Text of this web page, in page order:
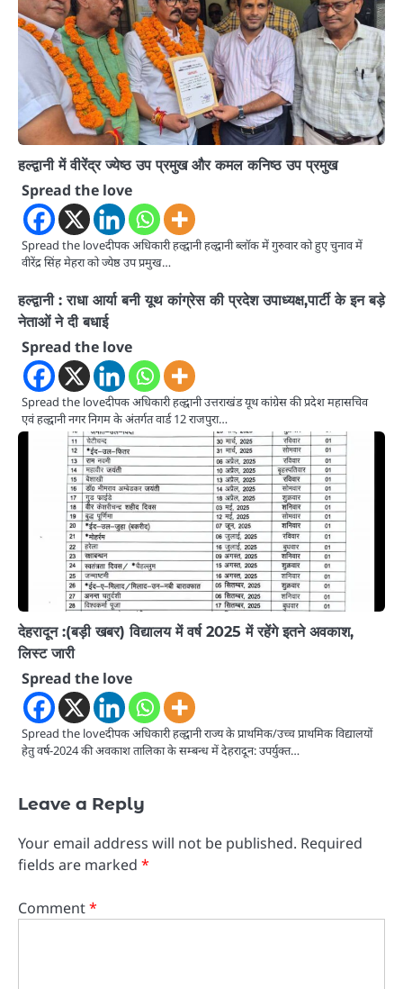
हल्द्वानी में वीरेंद्र ज्येष्ठ उप प्रमुख और कमल कनिष्ठ उप प्रमुख
Spread the love
Spread the loveदीपक अधिकारी हल्द्वानी हल्द्वानी ब्लॉक में गुरुवार को हुए चुनाव में
वीरेंद्र सिंह मेहरा को ज्येष्ठ उप प्रमुख…
हल्द्वानी : राधा आर्या बनी यूथ कांग्रेस की प्रदेश उपाध्यक्ष,पार्टी के इन बड़े
नेताओं ने दी बधाई
Spread the love
Spread the loveदीपक अधिकारी हल्द्वानी उत्तराखंड यूथ कांग्रेस की प्रदेश महासचिव
एवं हल्द्वानी नगर निगम के अंतर्गत वार्ड 12 राजपुरा…
देहरादून :(बड़ी खबर) विद्यालय में वर्ष 2025 में रहेंगे इतने अवकाश,
लिस्ट जारी
Spread the love
Spread the loveदीपक अधिकारी हल्द्वानी राज्य के प्राथमिक/उच्च प्राथमिक विद्यालयों
हेतु वर्ष-2024 की अवकाश तालिका के सम्बन्ध में देहरादून: उपर्युक्त…
Leave a Reply
Your email address will not be published. Required
fields are marked *
Comment*